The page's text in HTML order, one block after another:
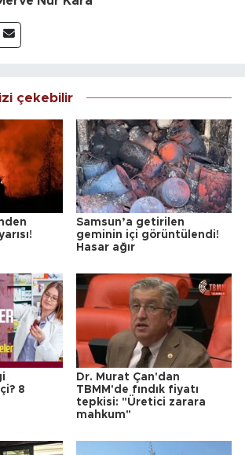
çekebilir
Samsun’a getirilen
geminin içi görüntülendi!
Hasar ağır
8
Dr. Murat Çan'dan
TBMM'de fındık fiyatı
tepkisi: "Üretici zarara
mahkum"